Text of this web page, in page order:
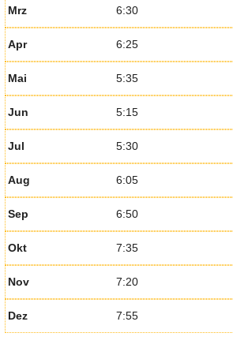
Mrz 6:30
Apr 6:25
Mai 5:35
Jun 5:15
Jul 5:30
Aug 6:05
Sep 6:50
Okt 7:35
Nov 7:20
Dez 7:55